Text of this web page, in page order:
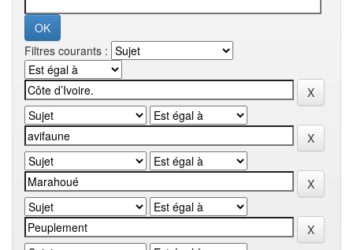
Filtres courants :